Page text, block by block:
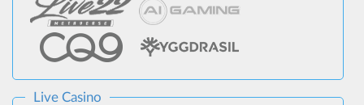
Live Casino